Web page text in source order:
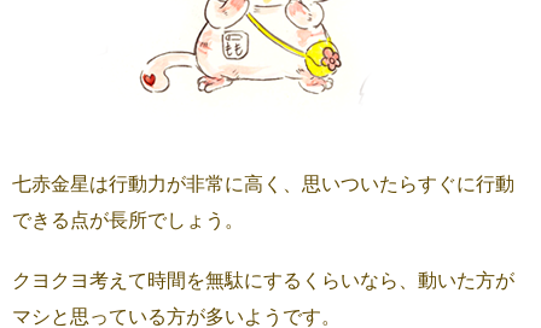
七赤金星は行動力が非常に高く、思いついたらすぐに行動
できる点が長所でしょう。
クヨクヨ考えて時間を無駄にするくらいなら、動いた方が
マシと思っている方が多いようです。